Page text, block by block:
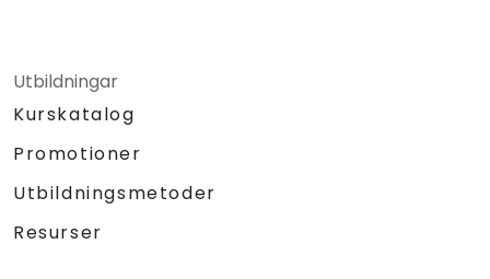
Utbildningar
Kurskatalog
Promotioner
Utbildningsmetoder
Resurser